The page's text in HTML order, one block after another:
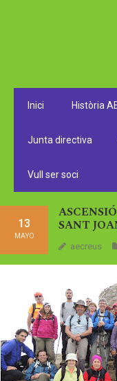
Inici Història
Junta directiva
Vull ser soci
SANT
13
MAYO
aecreus